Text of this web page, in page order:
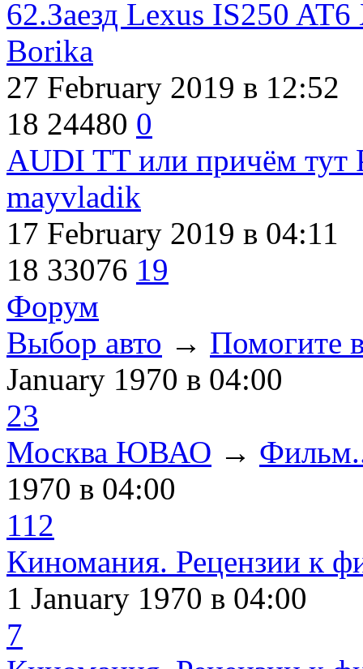
62.Заезд Lexus IS250
Borika
27 February 2019 в 12:52
18 24480 0
AUDI TT или причём тут
mayvladik
17 February 2019 в 04:11
18 33076 19
Форум
Выбор авто → Помогите
January 1970 в 04:00
23
Москва ЮВАО →
1970 в 04:00
112
Киномания. Рецензии к
1 January 1970 в 04:00
7